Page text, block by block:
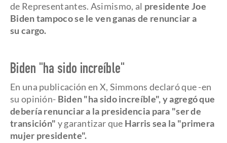
de Representantes. Asimismo, al presidente Joe
Biden tampoco se le ven ganas de renunciar a
su cargo.
Biden "ha sido increíble"
En una publicación en X, Simmons declaró que -en
su opinión- Biden "ha sido increíble", y agregó que
debería renunciar a la presidencia para "ser de
transición" y garantizar que Harris sea la "primera
mujer presidente".